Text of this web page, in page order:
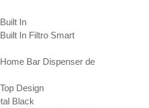
In
In Filtro Smart
Bar Dispenser de
Design
Black